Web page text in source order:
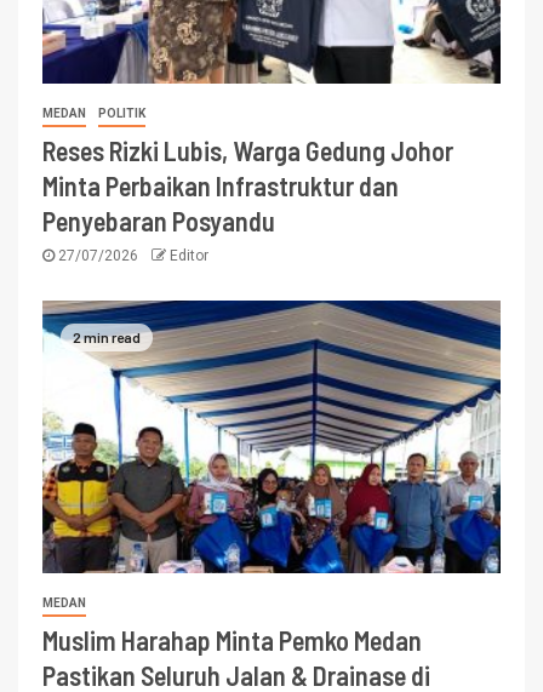
MEDAN POLITIK
Reses Rizki Lubis, Warga Gedung Johor
Minta Perbaikan Infrastruktur dan
Penyebaran Posyandu
27/07/2026 Editor
2 min read
MEDAN
Muslim Harahap Minta Pemko Medan
Pastikan Seluruh Jalan & Drainase di